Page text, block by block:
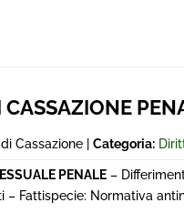
CASSAZIONE
Cassazione | Categoria:
PENALE –
– Fattispecie: Normativa